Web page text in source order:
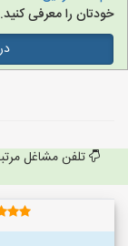
خودتان را معرفی کنید.
تلفن مشاغل